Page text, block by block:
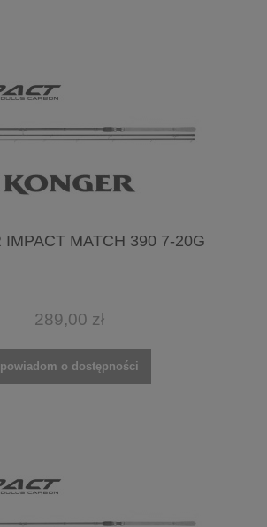
IMPACT MATCH 390 7-20G
289,00 zł
powiadom o dostępności